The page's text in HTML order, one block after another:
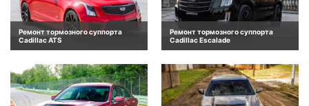
Ремонт тормозного суппорта
Cadillac ATS
Ремонт тормозного суппорта
Cadillac Escalade